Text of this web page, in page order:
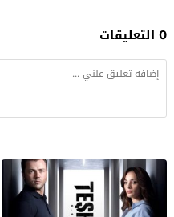
0 التعليقات